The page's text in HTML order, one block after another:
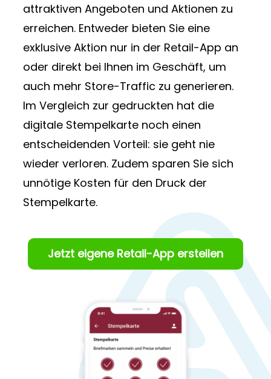
attraktiven Angeboten und Aktionen zu
erreichen. Entweder bieten Sie eine
exklusive Aktion nur in der Retail-App an
oder direkt bei Ihnen im Geschäft, um
auch mehr Store-Traffic zu generieren.
Im Vergleich zur gedruckten hat die
digitale Stempelkarte noch einen
entscheidenden Vorteil: sie geht nie
wieder verloren. Zudem sparen Sie sich
unnötige Kosten für den Druck der
Stempelkarte.
Jetzt eigene Retail-App erstellen